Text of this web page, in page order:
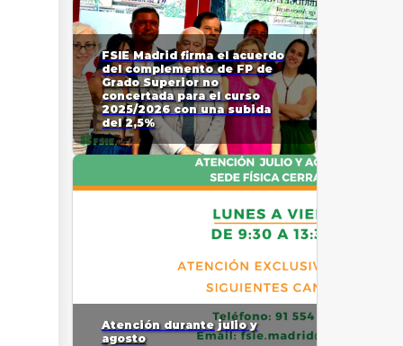
FSIE Madrid firma el acuerdo
del complemento de FP de
Grado Superior no
concertada para el curso
2025/2026 con una subida
del 2,5%
Atención durante julio y
agosto